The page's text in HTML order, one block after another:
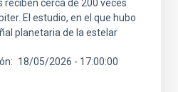
reciben cerca de 200 veces
El estudio, en el que hubo
planetaria de la estelar
18/05/2026 - 17:00:00